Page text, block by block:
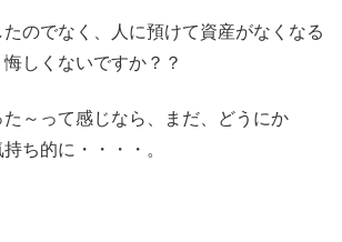
のでなく、人に預けて資産がなくなる
しくないですか？？
～って感じなら、まだ、どうにか
的に・・・・。